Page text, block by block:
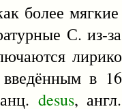
более
С. из-
в
desus, англ.